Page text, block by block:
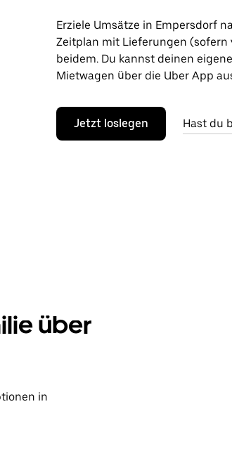
Erziele Umsätze in Empersdorf
Zeitplan mit Lieferungen (sofern
beidem. Du kannst deinen
Mietwagen über die Uber App
Jetzt loslegen Hast du
über
in